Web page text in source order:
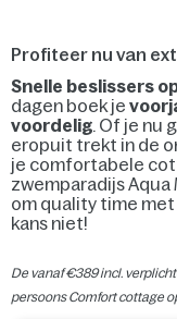
Profiteer nu van
Snelle beslissers
dagen boek je
voordelig. Of je nu
eropuit trekt in de
je comfortabele
zwemparadijs Aqua
om quality time met
kans niet!
De vanaf €389 incl.
persoons Comfort cottage